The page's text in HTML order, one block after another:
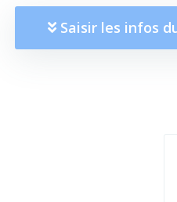
Saisir les infos